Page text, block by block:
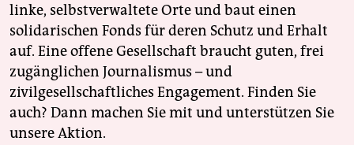
linke, selbstverwaltete Orte und baut einen
solidarischen Fonds für deren Schutz und Erhalt
auf. Eine offene Gesellschaft braucht guten, frei
zugänglichen Journalismus – und
zivilgesellschaftliches Engagement. Finden Sie
auch? Dann machen Sie mit und unterstützen Sie
unsere Aktion.